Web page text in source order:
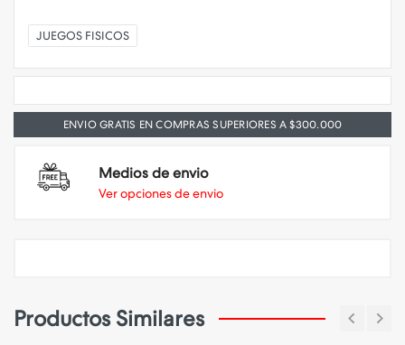
JUEGOS FISICOS
ENVIO GRATIS EN COMPRAS SUPERIORES A $300.000
Medios de envio
Ver opciones de envio
Productos Similares